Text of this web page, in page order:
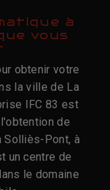
à
vous
obtenir votre
la ville de La
IFC 83 est
de
Solliès-Pont, à
un centre de
le domaine